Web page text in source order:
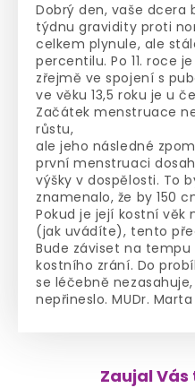
Dobrý den, vaše dcera
týdnu gravidity proti
celkem plynule, ale
percentilu. Po 11. roce
zřejmě ve spojení s
ve věku 13,5 roku je u
Začátek menstruace
růstu,
ale jeho následné
první menstruaci
výšky v dospělosti. To
znamenalo, že by 150
Pokud je její kostní věk
(jak uvádíte), tento
Bude záviset na
kostního zrání. Do
se léčebně
nepřineslo. MUDr.
Zaujal